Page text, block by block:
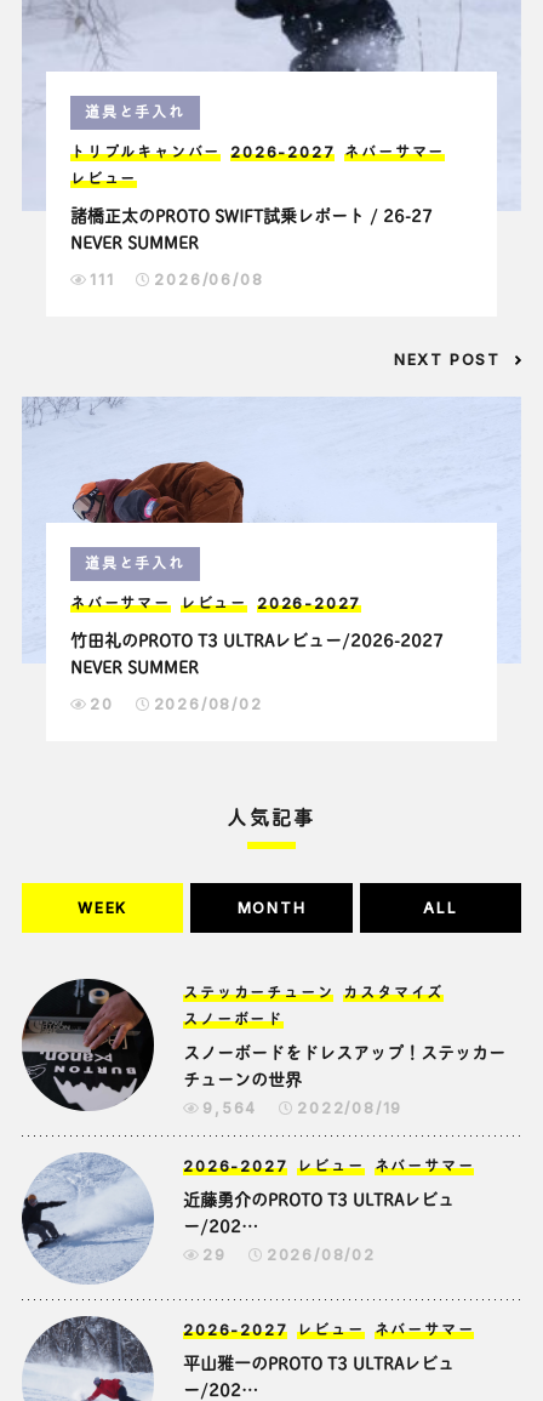
道具と手入れ
トリプルキャンバー 2026-2027 ネバーサマー
レビュー
諸橋正太のPROTO SWIFT試乗レポート / 26-27
NEVER SUMMER
111 2026/06/08
NEXT POST
道具と手入れ
ネバーサマー レビュー 2026-2027
竹田礼のPROTO T3 ULTRAレビュー/2026-2027
NEVER SUMMER
20 2026/08/02
人気記事
WEEK MONTH ALL
ステッカーチューン カスタマイズ
スノーボード
スノーボードをドレスアップ！ステッカー
チューンの世界
9,564 2022/08/19
2026-2027 レビュー ネバーサマー
近藤勇介のPROTO T3 ULTRAレビュ
ー/202…
29 2026/08/02
2026-2027 レビュー ネバーサマー
平山雅一のPROTO T3 ULTRAレビュ
ー/202…